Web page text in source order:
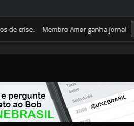
Membro Amor ganha jornal